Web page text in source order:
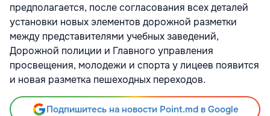
предполагается, после согласования всех деталей
установки новых элементов дорожной разметки
между представителями учебных заведений,
Дорожной полиции и Главного управления
просвещения, молодежи и спорта у лицеев появится
и новая разметка пешеходных переходов.
Подпишитесь на новости Point.md в Google